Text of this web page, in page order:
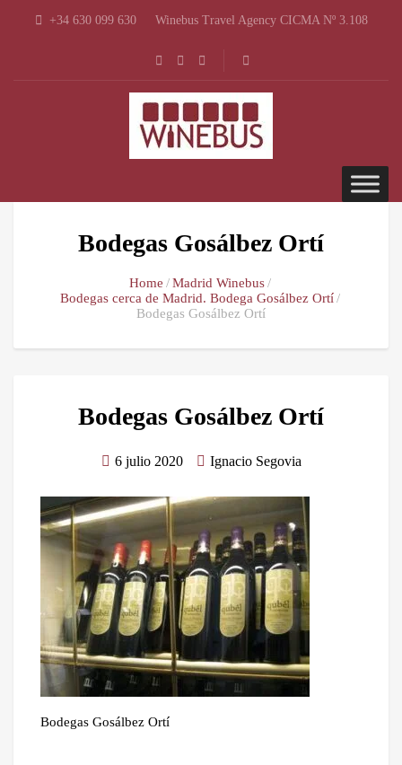
+34 630 099 630 Winebus Travel Agency CICMA Nº 3.108
Bodegas Gosálbez Ortí
Home
Madrid Winebus
Bodegas cerca de Madrid. Bodega Gosálbez Ortí
Bodegas Gosálbez Ortí
Bodegas Gosálbez Ortí
6 julio 2020 Ignacio Segovia
Bodegas Gosálbez Ortí